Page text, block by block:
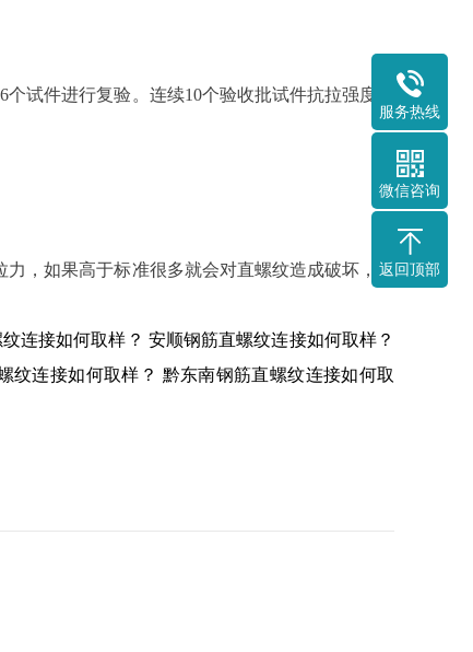
试件进行复验。连续10个验收批试件抗拉强度一
，如果高于标准很多就会对直螺纹造成破坏，将
连接如何取样？ 安顺钢筋直螺纹连接如何取样？
纹连接如何取样？ 黔东南钢筋直螺纹连接如何取
服务热线
微信咨询
返回顶部